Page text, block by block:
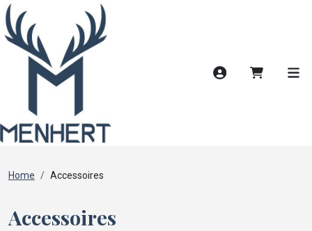
Account
Home Accessoires
Accessoires